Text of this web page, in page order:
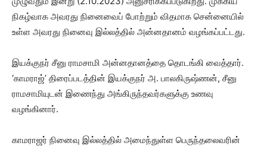
நிகழ்வாக அவரது நினைவைப் போற்றும் விதமாக சென்னையில்
உள்ள அவரது நினைவு இல்லத்தில் அன்னதானம் வழங்கப்பட்டது.
இயக்குநர் சீனு ராமசாமி அன்னதானத்தை தொடங்கி வைத்தார்.
‘காமராஜ்’ திரைப்படத்தின் இயக்குநர் அ. பாலகிருஷ்ணன், சீனு
ராமசாமியுடன் இணைந்து அங்கிருந்தவர்களுக்கு உணவு
வழங்கினார்.
காமராஜர் நினைவு இல்லத்தில் அமைந்துள்ள பெருந்தலைவரின்